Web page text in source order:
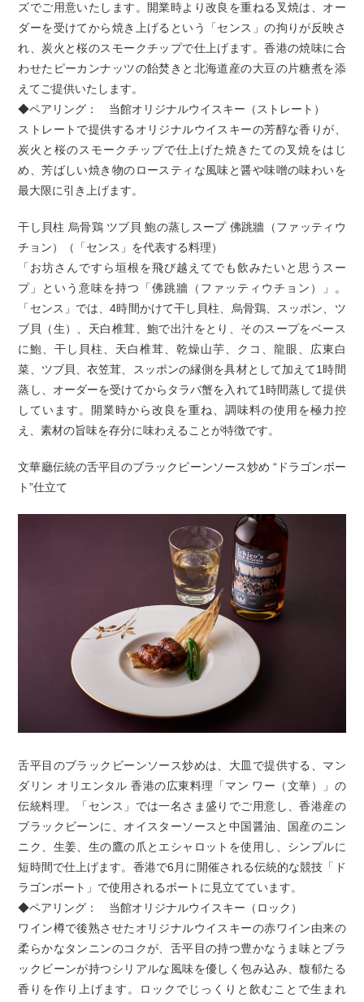
ズでご用意いたします。開業時より改良を重ねる叉焼は、オー
ダーを受けてから焼き上げるという「センス」の拘りが反映さ
れ、炭火と桜のスモークチップで仕上げます。香港の焼味に合
わせたピーカンナッツの飴焚きと北海道産の大豆の片糖煮を添
えてご提供いたします。
◆ペアリング： 当館オリジナルウイスキー（ストレート）
ストレートで提供するオリジナルウイスキーの芳醇な香りが、
炭火と桜のスモークチップで仕上げた焼きたての叉焼をはじ
め、芳ばしい焼き物のロースティな風味と醤や味噌の味わいを
最大限に引き上げます。
干し貝柱 烏骨鶏 ツブ貝 鮑の蒸しスープ 佛跳牆（ファッティウ
チョン）（「センス」を代表する料理）
「お坊さんですら垣根を飛び越えてでも飲みたいと思うスー
プ」という意味を持つ「佛跳牆（ファッティウチョン）」。
「センス」では、4時間かけて干し貝柱、烏骨鶏、スッポン、ツ
ブ貝（生）、天白椎茸、鮑で出汁をとり、そのスープをベース
に鮑、干し貝柱、天白椎茸、乾燥山芋、クコ、龍眼、広東白
菜、ツブ貝、衣笠茸、スッポンの縁側を具材として加えて1時間
蒸し、オーダーを受けてからタラバ蟹を入れて1時間蒸して提供
しています。開業時から改良を重ね、調味料の使用を極力控
え、素材の旨味を存分に味わえることが特徴です。
文華廳伝統の舌平目のブラックビーンソース炒め “ドラゴンボー
ト”仕立て
舌平目のブラックビーンソース炒めは、大皿で提供する、マン
ダリン オリエンタル 香港の広東料理「マン ワー（文華）」の
伝統料理。「センス」では一名さま盛りでご用意し、香港産の
ブラックビーンに、オイスターソースと中国醤油、国産のニン
ニク、生姜、生の鷹の爪とエシャロットを使用し、シンプルに
短時間で仕上げます。香港で6月に開催される伝統的な競技「ド
ラゴンボート」で使用されるボートに見立てています。
◆ペアリング： 当館オリジナルウイスキー（ロック）
ワイン樽で後熟させたオリジナルウイスキーの赤ワイン由来の
柔らかなタンニンのコクが、舌平目の持つ豊かなうま味とブラ
ックビーンが持つシリアルな風味を優しく包み込み、馥郁たる
香りを作り上げます。ロックでじっくりと飲むことで生まれ